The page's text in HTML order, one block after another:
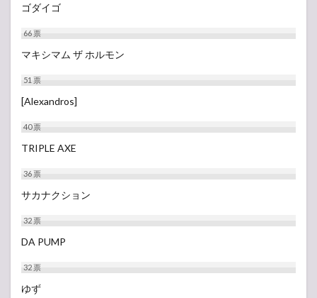
ゴダイゴ
66票
マキシマム ザ ホルモン
51票
[Alexandros]
40票
TRIPLE AXE
36票
サカナクション
32票
DA PUMP
32票
ゆず